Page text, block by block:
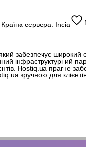
Країна сервера: India
забезпечує широкий
інфраструктурний
Hostiq.ua прагне
зручною для